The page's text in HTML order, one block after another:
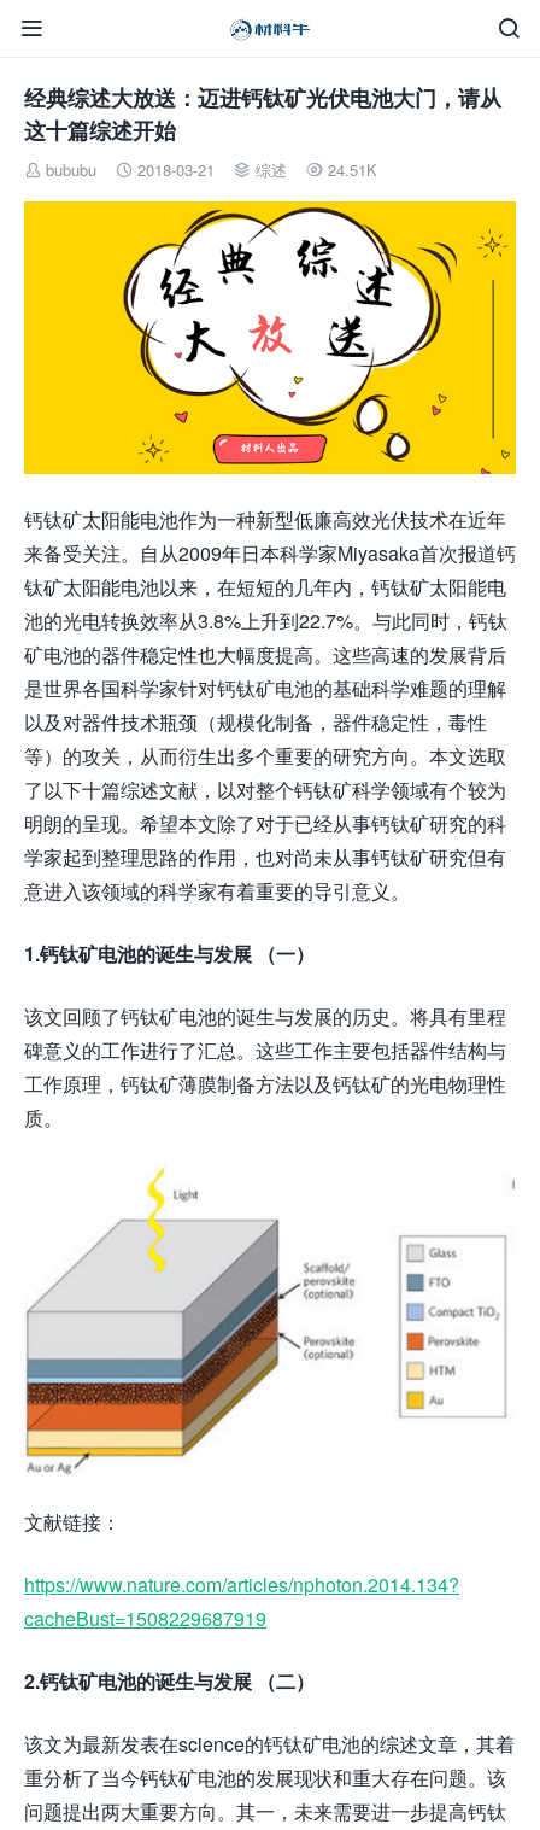


经典综述大放送：迈进钙钛矿光伏电池大门，请从
这十篇综述开始
 bububu  2018-03-21  综述  24.51K
钙钛矿太阳能电池作为一种新型低廉高效光伏技术在近年
来备受关注。自从2009年日本科学家Miyasaka首次报道钙
钛矿太阳能电池以来，在短短的几年内，钙钛矿太阳能电
池的光电转换效率从3.8%上升到22.7%。与此同时，钙钛
矿电池的器件稳定性也大幅度提高。这些高速的发展背后
是世界各国科学家针对钙钛矿电池的基础科学难题的理解
以及对器件技术瓶颈（规模化制备，器件稳定性，毒性
等）的攻关，从而衍生出多个重要的研究方向。本文选取
了以下十篇综述文献，以对整个钙钛矿科学领域有个较为
明朗的呈现。希望本文除了对于已经从事钙钛矿研究的科
学家起到整理思路的作用，也对尚未从事钙钛矿研究但有
意进入该领域的科学家有着重要的导引意义。
1.钙钛矿电池的诞生与发展 （一）
该文回顾了钙钛矿电池的诞生与发展的历史。将具有里程
碑意义的工作进行了汇总。这些工作主要包括器件结构与
工作原理，钙钛矿薄膜制备方法以及钙钛矿的光电物理性
质。
文献链接：
https://www.nature.com/articles/nphoton.2014.134?
cacheBust=1508229687919
2.钙钛矿电池的诞生与发展 （二）
该文为最新发表在science的钙钛矿电池的综述文章，其着
重分析了当今钙钛矿电池的发展现状和重大存在问题。该
问题提出两大重要方向。其一，未来需要进一步提高钙钛